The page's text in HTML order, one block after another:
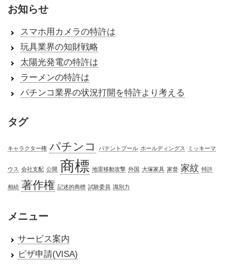
お知らせ
スマホ用カメラの特許は
玩具業界の知財戦略
太陽光発電の特許は
ラーメンの特許は
パチンコ業界の状況打開を特許より考える
タグ
キャラクター権 パチンコ パテントプール ホールディングス ミッキーマ
ウス 会社支配 公開 商標 地雷移動攻撃 外国 大塚家具 家督 家紋 特許
相続 著作権 記述的商標 試験委員 識別力
メニュー
サービス案内
ビザ申請(VISA)